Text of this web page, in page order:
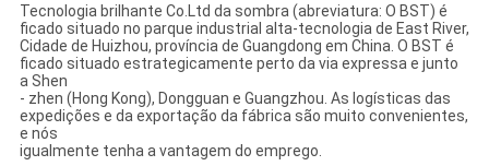
Tecnologia brilhante Co.Ltd da sombra (abreviatura: O BST) é
ficado situado no parque industrial alta-tecnologia de East River,
Cidade de Huizhou, província de Guangdong em China. O BST é
ficado situado estrategicamente perto da via expressa e junto
a Shen
- zhen (Hong Kong), Dongguan e Guangzhou. As logísticas das
expedições e da exportação da fábrica são muito convenientes,
e nós
igualmente tenha a vantagem do emprego.